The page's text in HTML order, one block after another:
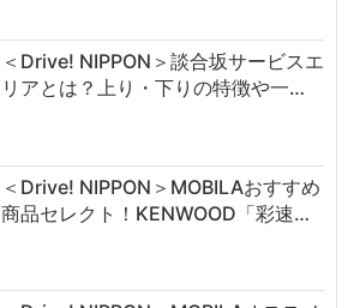
＜Drive! NIPPON＞談合坂サービスエ
リアとは？上り・下りの特徴や一…
＜Drive! NIPPON＞MOBILAおすすめ
商品セレクト！KENWOOD「彩速…